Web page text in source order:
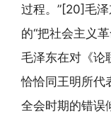
过程。”[20]毛
的“把社会主义
毛泽东在对《论
恰恰同王明所代
全会时期的错误